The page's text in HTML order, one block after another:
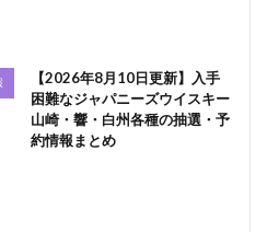
【2026年8月10日更新】入手
困難なジャパニーズウイスキー
山崎・響・白州各種の抽選・予
約情報まとめ